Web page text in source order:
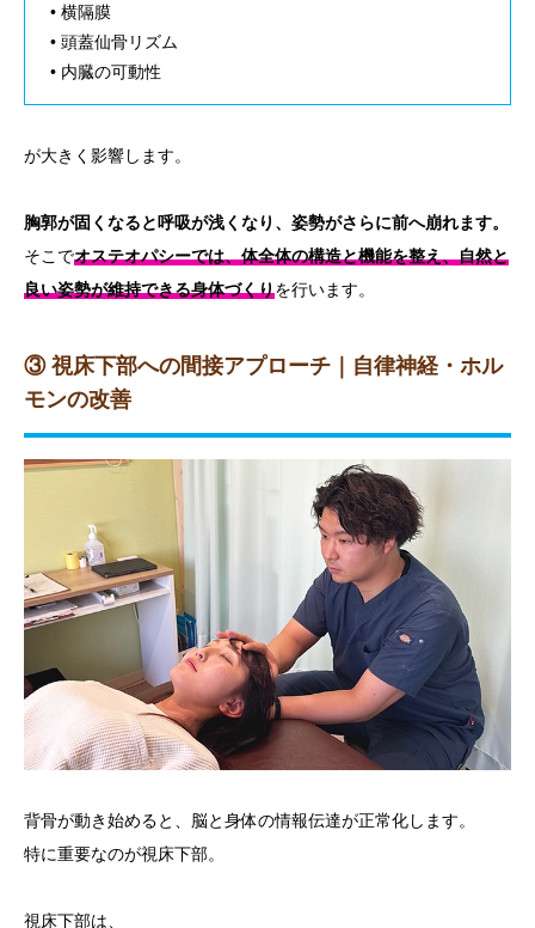
• 横隔膜
• 頭蓋仙骨リズム
• 内臓の可動性
が大きく影響します。
胸郭が固くなると呼吸が浅くなり、姿勢がさらに前へ崩れます。
そこでオステオパシーでは、体全体の構造と機能を整え、自然と
良い姿勢が維持できる身体づくりを行います。
③ 視床下部への間接アプローチ｜自律神経・ホル
モンの改善
背骨が動き始めると、脳と身体の情報伝達が正常化します。
特に重要なのが視床下部。
視床下部は、